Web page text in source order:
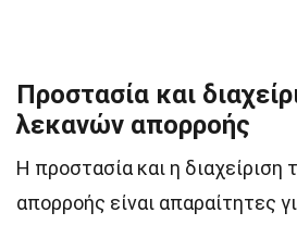
Προστασία και
λεκανών απορροής
Η προστασία και η διαχείριση
απορροής είναι απαραίτητες